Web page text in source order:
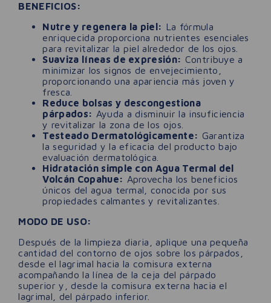
BENEFICIOS:
Nutre y regenera la piel: La fórmula
enriquecida proporciona nutrientes esenciales
para revitalizar la piel alrededor de los ojos.
Suaviza líneas de expresión: Contribuye a
minimizar los signos de envejecimiento,
proporcionando una apariencia más joven y
fresca.
Reduce bolsas y descongestiona
párpados: Ayuda a disminuir la insuficiencia
y revitalizar la zona de los ojos.
Testeado Dermatológicamente: Garantiza
la seguridad y la eficacia del producto bajo
evaluación dermatológica.
Hidratación simple con Agua Termal del
Volcán Copahue: Aprovecha los beneficios
únicos del agua termal, conocida por sus
propiedades calmantes y revitalizantes.
MODO DE USO:
Después de la limpieza diaria, aplique una pequeña
cantidad del contorno de ojos sobre los párpados,
desde el lagrimal hacia la comisura externa
acompañando la línea de la ceja del párpado
superior y, desde la comisura externa hacia el
lagrimal, del párpado inferior.